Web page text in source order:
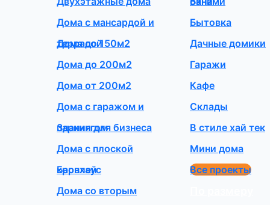
Дома с мансардой и
террасой
Дома до 150м2
Дома до 200м2
Дома от 200м2
Дома с гаражом и
паркингом
Здания для бизнеса
Дома с плоской
кровлей
Барнхаус
Дома со вторым
Бытовка
Дачные домики
Гаражи
Кафе
Склады
В стиле хай тек
Мини дома
Все проекты